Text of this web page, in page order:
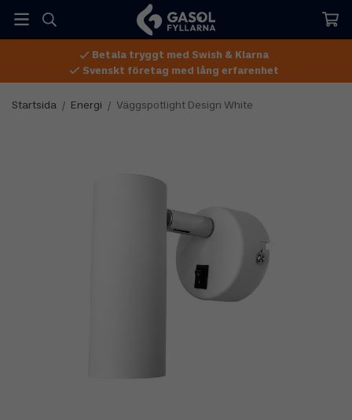
Betala tryggt med Swish & Klarna
Svenskt företag med lång erfarenhet
Startsida / Energi / Väggspotlight Design White